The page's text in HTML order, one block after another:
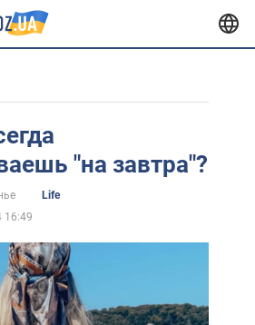
"на завтра"?
Life
16:49